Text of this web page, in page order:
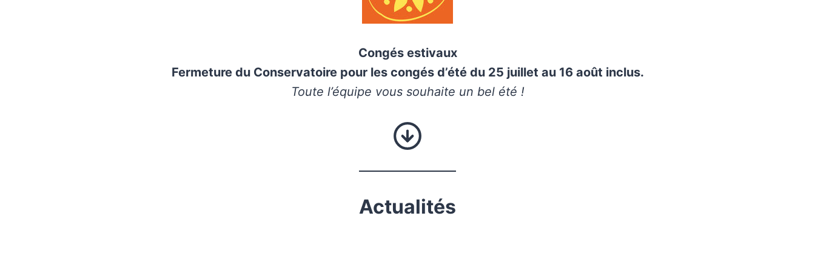
Congés estivaux
Fermeture du Conservatoire pour les congés d’été du 25 juillet au 16 août inclus.
Toute l’équipe vous souhaite un bel été !
Actualités